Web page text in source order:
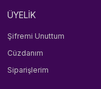
ÜYELİK
Şifremi Unuttum
Cüzdanım
Siparişlerim